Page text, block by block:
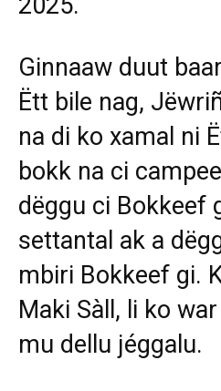
Ginnaaw duut
Ëtt bile nag,
na di ko xamal ni
bokk na ci
dëggu ci Bokkeef
settantal ak a
mbiri Bokkeef gi.
Maki Sàll, li ko
mu dellu jéggalu.